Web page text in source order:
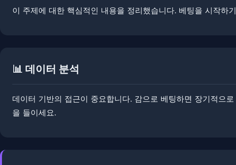
이 주제에 대한 핵심적인 내용을 정리했습니다. ​​베팅을 시작하
📊 데이터 분석
데이터 기반의 접근이 중요합니다. 감으로 베팅하면 장기적으
을 들이세요.